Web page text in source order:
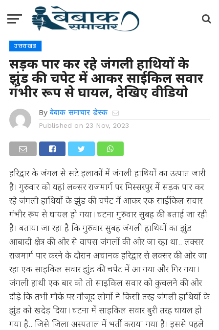
उत्तराखंड
सड़क पार कर रहे जंगली हाथियों के
झुंड की चपेट में आकर साईकिल सवार
गंभीर रूप से घायल, देखिए वीडियो
By बेबाक समाचार डेस्क
Published on 23 Nov, 2023
हरिद्वार के जंगल से सटे इलाकों में जंगली हाथियों का उत्पात जारी
है। गुरुवार को यहां लक्सर राजमार्ग पर मिस्सरपुर में सड़क पार कर
रहे जंगली हाथियों के झुंड की चपेट में आकर एक साईकिल सवार
गंभीर रूप से घायल हो गया। घटना गुरुवार सुबह की बताई जा रही
है। बताया जा रहा है कि गुरुवार सुबह जंगली हाथियों का झुंड
आबादी क्षेत्र की ओर से वापस जंगलों की ओर जा रहा था.. लक्सर
राजमार्ग पार करने के दौरान अचानक हरिद्वार से लक्सर की ओर जा
रहा एक साइकिल सवार झुंड की चपेट में आ गया और गिर गया।
जंगली हाथी एक बार को तो साइकिल सवार को कुचलने की ओर
दौड़े कि तभी मौके पर मौजूद लोगों ने किसी तरह जंगली हाथियों के
झुंड को खदेड़ दिया। घटना में साइकिल सवार बुरी तरह घायल हो
गया है.. जिसे जिला अस्पताल में भर्ती कराया गया है। इससे पहले